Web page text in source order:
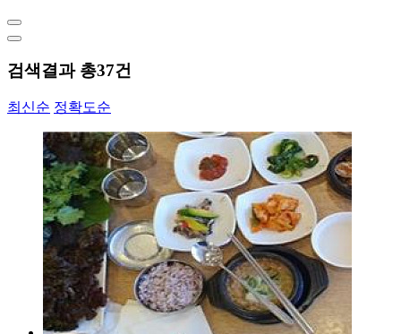
검색결과 총37건
최신순 정확도순